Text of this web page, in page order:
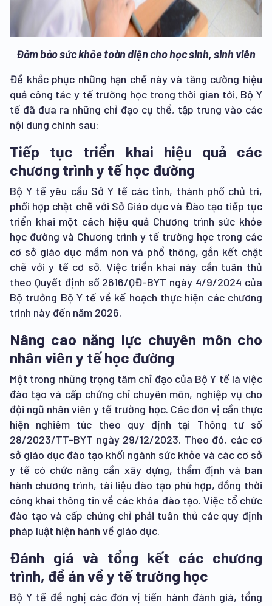
Đảm bảo sức khỏe toàn diện cho học sinh, sinh viên
Để khắc phục những hạn chế này và tăng cường hiệu
quả công tác y tế trường học trong thời gian tới, Bộ Y
tế đã đưa ra những chỉ đạo cụ thể, tập trung vào các
nội dung chính sau:
Tiếp tục triển khai hiệu quả các
chương trình y tế học đường
Bộ Y tế yêu cầu Sở Y tế các tỉnh, thành phố chủ trì,
phối hợp chặt chẽ với Sở Giáo dục và Đào tạo tiếp tục
triển khai một cách hiệu quả Chương trình sức khỏe
học đường và Chương trình y tế trường học trong các
cơ sở giáo dục mầm non và phổ thông, gắn kết chặt
chẽ với y tế cơ sở. Việc triển khai này cần tuân thủ
theo Quyết định số 2616/QĐ-BYT ngày 4/9/2024 của
Bộ trưởng Bộ Y tế về kế hoạch thực hiện các chương
trình này đến năm 2026.
Nâng cao năng lực chuyên môn cho
nhân viên y tế học đường
Một trong những trọng tâm chỉ đạo của Bộ Y tế là việc
đào tạo và cấp chứng chỉ chuyên môn, nghiệp vụ cho
đội ngũ nhân viên y tế trường học. Các đơn vị cần thực
hiện nghiêm túc theo quy định tại Thông tư số
28/2023/TT-BYT ngày 29/12/2023. Theo đó, các cơ
sở giáo dục đào tạo khối ngành sức khỏe và các cơ sở
y tế có chức năng cần xây dựng, thẩm định và ban
hành chương trình, tài liệu đào tạo phù hợp, đồng thời
công khai thông tin về các khóa đào tạo. Việc tổ chức
đào tạo và cấp chứng chỉ phải tuân thủ các quy định
pháp luật hiện hành về giáo dục.
Đánh giá và tổng kết các chương
trình, đề án về y tế trường học
Bộ Y tế đề nghị các đơn vị tiến hành đánh giá, tổng